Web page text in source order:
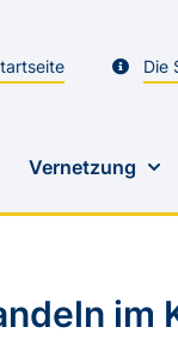
Die
Vernetzung
im